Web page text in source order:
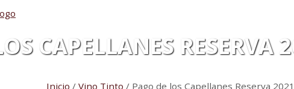
CAPELLANES RESERVA
Inicio / Vino Tinto / Pago de los Capellanes Reserva